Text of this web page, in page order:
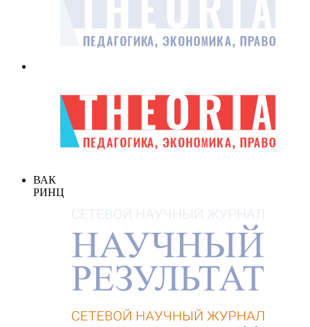
ВАК
РИНЦ